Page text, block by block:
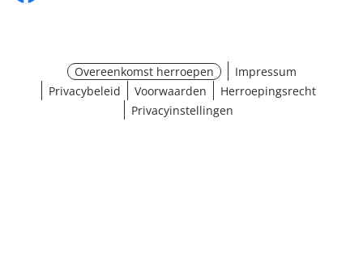
Overeenkomst herroepen
Impressum
Privacybeleid
Voorwaarden
Herroepingsrecht
Privacyinstellingen